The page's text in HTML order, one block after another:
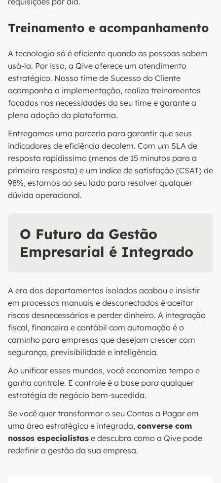
Treinamento e acompanhamento
A tecnologia só é eficiente quando as pessoas sabem
usá-la. Por isso, a Qive oferece um atendimento
estratégico. Nosso time de Sucesso do Cliente
acompanha a implementação, realiza treinamentos
focados nas necessidades do seu time e garante a
plena adoção da plataforma.
Entregamos uma parceria para garantir que seus
indicadores de eficiência decolem. Com um SLA de
resposta rapidíssimo (menos de 15 minutos para a
primeira resposta) e um índice de satisfação (CSAT) de
98%, estamos ao seu lado para resolver qualquer
dúvida operacional.
O Futuro da Gestão
Empresarial é Integrado
A era dos departamentos isolados acabou e insistir
em processos manuais e desconectados é aceitar
riscos desnecessários e perder dinheiro. A integração
fiscal, financeira e contábil com automação é o
caminho para empresas que desejam crescer com
segurança, previsibilidade e inteligência.
Ao unificar esses mundos, você economiza tempo e
ganha controle. E controle é a base para qualquer
estratégia de negócio bem-sucedida.
Se você quer transformar o seu Contas a Pagar em
uma área estratégica e integrada, converse com
nossos especialistas e descubra como a Qive pode
redefinir a gestão da sua empresa.